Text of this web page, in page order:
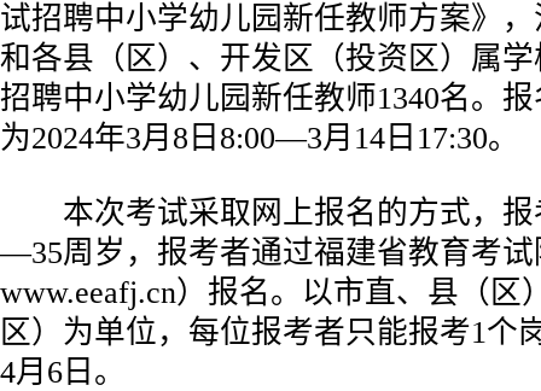
试招聘中小学幼儿园新任教师方案》
和各县（区）、开发区（投资区）属
招聘中小学幼儿园新任教师1340名。
为2024年3月8日8:00—3月14日17:30。
本次考试采取网上报名的方式，报
—35周岁，报考者通过福建省教育考
www.eeafj.cn）报名。以市直、县（区
区）为单位，每位报考者只能报考1个
4月6日。